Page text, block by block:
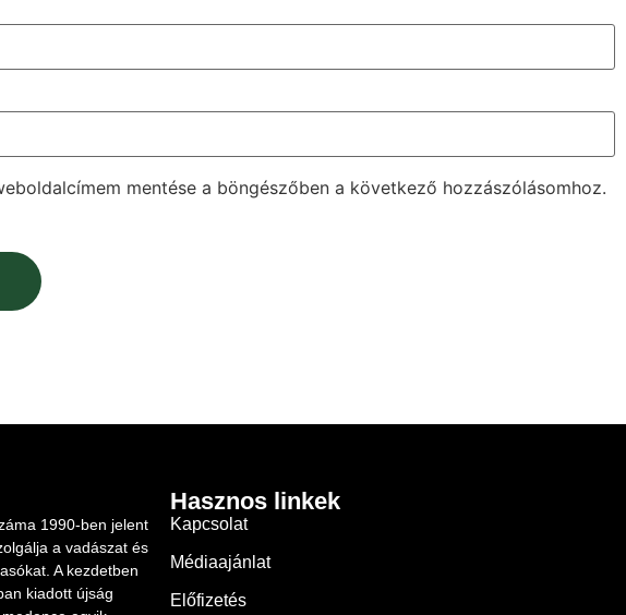
mentése a böngészőben a következő hozzászólásomhoz.
1990-ben jelent
a vadászat és
A kezdetben
kiadott újság
Hasznos linkek
Kapcsolat
Médiaajánlat
Előfizetés